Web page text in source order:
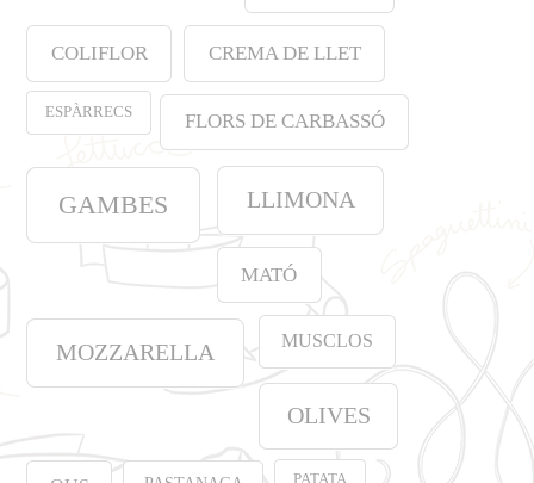
COLIFLOR CREMA DE LLET
ESPÀRRECS FLORS DE CARBASSÓ
GAMBES LLIMONA
MATÓ
MOZZARELLA MUSCLOS
OLIVES